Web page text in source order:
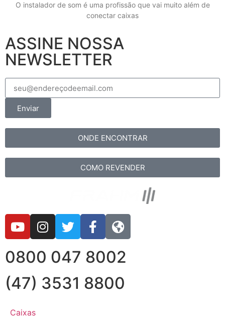
O instalador de som é uma profissão que vai muito além de
conectar caixas
ASSINE NOSSA
NEWSLETTER
Enviar
ONDE ENCONTRAR
COMO REVENDER
0800 047 8002
(47) 3531 8800
Caixas